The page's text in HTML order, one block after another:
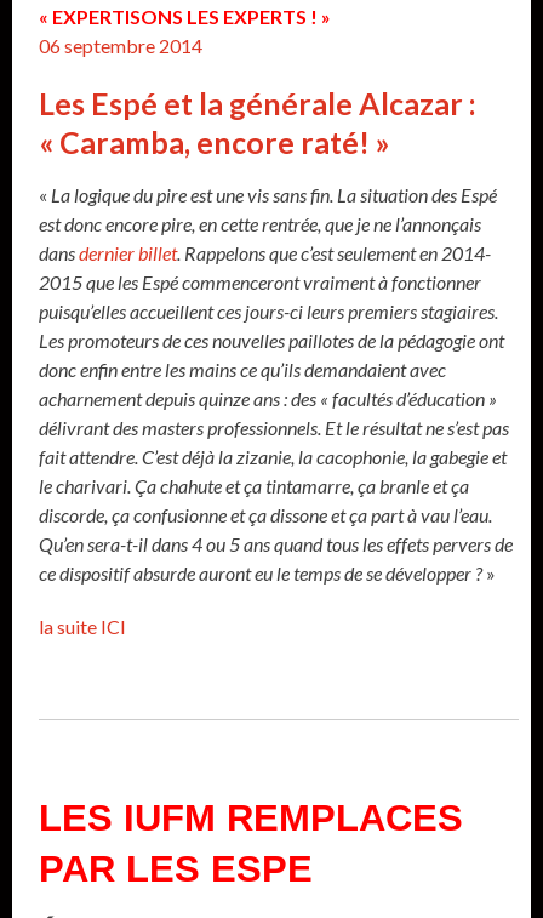
« EXPERTISONS LES EXPERTS ! »
06 septembre 2014
Les Espé et la générale Alcazar :
« Caramba, encore raté! »
« La logique du pire est une vis sans fin. La situation des Espé
est donc encore pire, en cette rentrée, que je ne l’annonçais
dansdernier billet. Rappelons que c’est seulement en 2014-
2015 que les Espé commenceront vraiment à fonctionner
puisqu’elles accueillent ces jours-ci leurs premiers stagiaires.
Les promoteurs de ces nouvelles paillotes de la pédagogie ont
donc enfin entre les mains ce qu’ils demandaient avec
acharnement depuis quinze ans : des « facultés d’éducation »
délivrant des masters professionnels. Et le résultat ne s’est pas
fait attendre. C’est déjà la zizanie, la cacophonie, la gabegie et
le charivari. Ça chahute et ça tintamarre, ça branle et ça
discorde, ça confusionne et ça dissone et ça part à vau l’eau.
Qu’en sera-t-il dans 4 ou 5 ans quand tous les effets pervers de
ce dispositif absurde auront eu le temps de se développer ?»
la suite ICI
LES IUFM REMPLACES
PAR LES ESPE